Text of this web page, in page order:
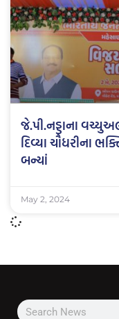
જે.પી.નડ્ડાના
દિવ્યા ચૌધરીના
બન્યાં
May 2, 2024